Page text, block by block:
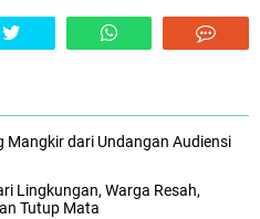
Mangkir dari Undangan Audiensi
Lingkungan, Warga Resah,
Tutup Mata